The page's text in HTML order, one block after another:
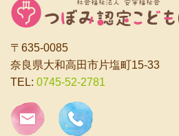
〒635-0085
奈良県大和高田市片塩町15-33
TEL: 0745-52-2781